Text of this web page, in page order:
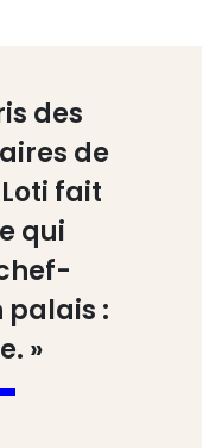
des
de
fait
qui
palais :
»